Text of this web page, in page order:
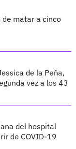
de matar a cinco
de la Peña,
vez a los 43
del hospital
de COVID-19